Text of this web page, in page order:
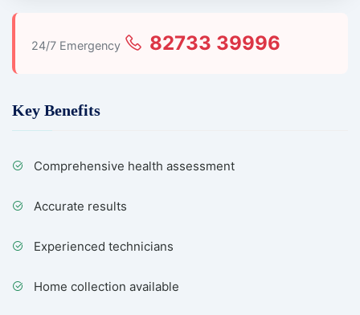
24/7 Emergency 82733 39996
Key Benefits
Comprehensive health assessment
Accurate results
Experienced technicians
Home collection available